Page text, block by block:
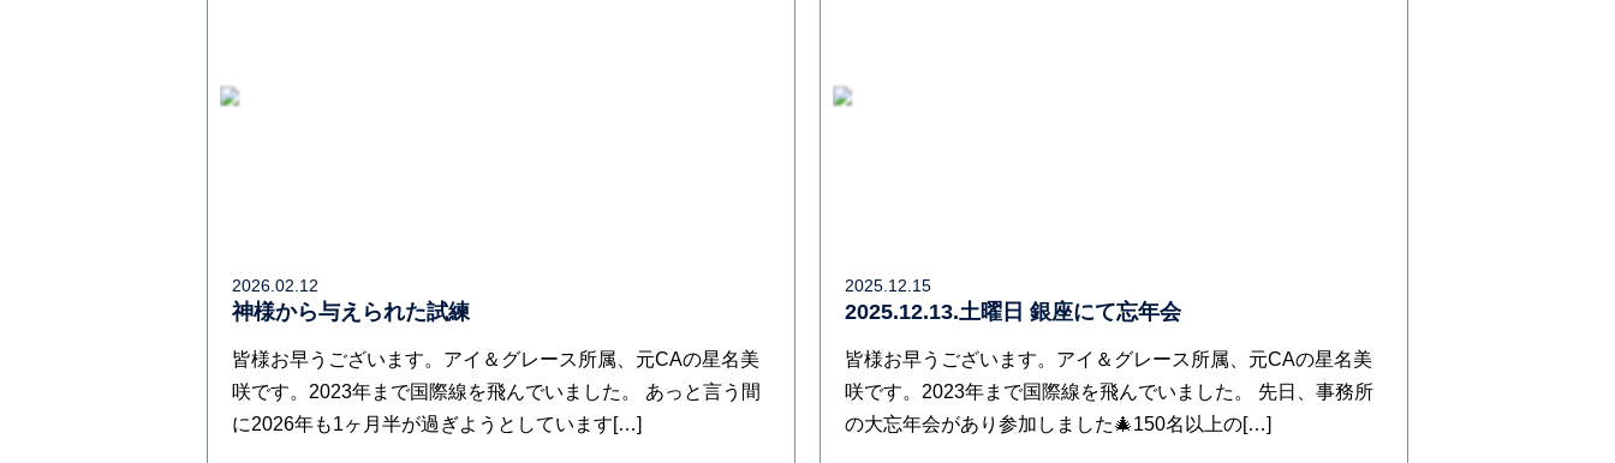
2026.02.12
神様から与えられた試練
皆様お早うございます。アイ＆グレース所属、元CAの星名美
咲です。2023年まで国際線を飛んでいました。 あっと言う間
に2026年も1ヶ月半が過ぎようとしています[…]
2025.12.15
2025.12.13.土曜日 銀座にて忘年会
皆様お早うございます。アイ＆グレース所属、元CAの星名美
咲です。2023年まで国際線を飛んでいました。 先日、事務所
の大忘年会があり参加しました🎄150名以上の[…]